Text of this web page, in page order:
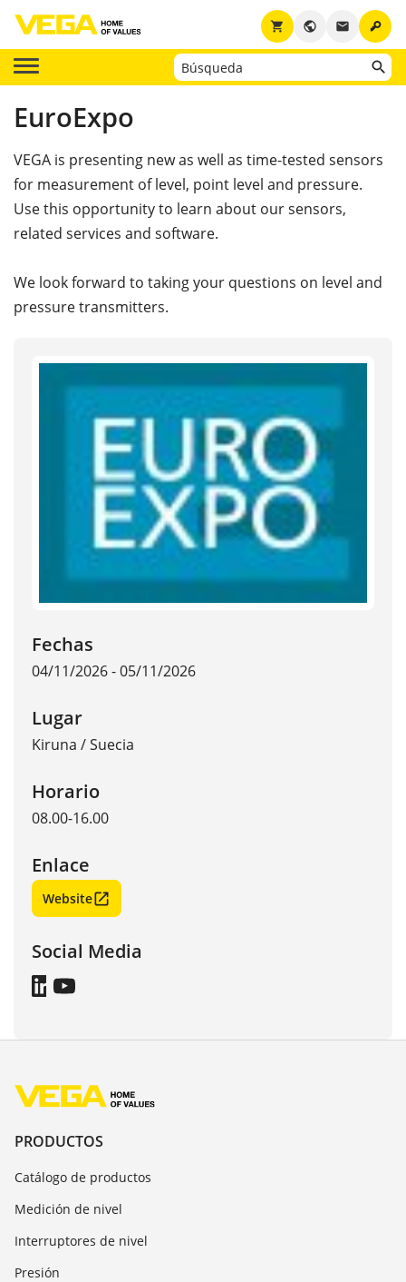
key
email
public
shopping_cart
EuroExpo
VEGA is presenting new as well as time-tested sensors
for measurement of level, point level and pressure.
Use this opportunity to learn about our sensors,
related services and software.
We look forward to taking your questions on level and
pressure transmitters.
Fechas
04/11/2026 - 05/11/2026
Lugar
Kiruna /Suecia
Horario
08.00-16.00
Enlace
Website
Social Media
PRODUCTOS
Catálogo de productos
Medición de nivel
Interruptores de nivel
Presión